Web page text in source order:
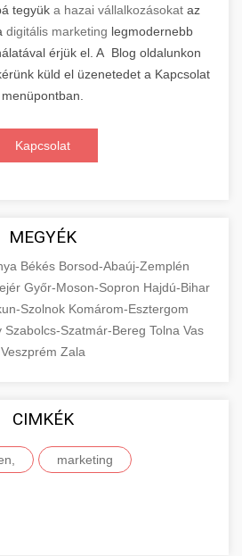
tegyük a hazai vállalkozásokataz
digitális marketing legmodernebb
érjük el. A Blog oldalunkon
küld el üzenetedet a Kapcsolat
menüpontban.
Kapcsolat
MEGYÉK
Békés Borsod-Abaúj-Zemplén
Győr-Moson-Sopron Hajdú-Bihar
Szolnok Komárom-Esztergom
Szabolcs-Szatmár-Bereg Tolna Vas
Veszprém Zala
CIMKÉK
marketing